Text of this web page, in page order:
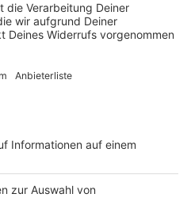
eine Zugangssteuerung, ein
Namenslisten für Stehtische
Es gibt keine
zwar eine Mund-Nasen-
Maske dagegen „nicht
soll es in NRW
sagt, er könne sich